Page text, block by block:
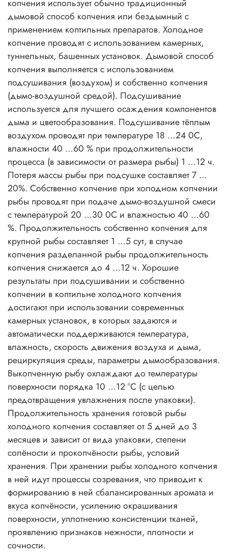
копчения использует обычно традиционный
дымовой способ копчения или бездымный с
применением коптильных препаратов. Холодное
копчение проводят с использованием камерных,
туннельных, башенных установок. Дымовой способ
копчения выполняется с использованием
подсушивания (воздухом) и собственно копчения
(дымо-воздушной средой). Подсушивание
используется для лучшего осаждения компонентов
дыма и цветообразования. Подсушивание тёплым
воздухом проводят при температуре 18 …24 0С,
влажности 40 …60 % при продолжительности
процесса (в зависимости от размера рыбы) 1 …12 ч.
Потеря массы рыбы при подсушке составляет 7 …
20%. Собственно копчение при холодном копчении
рыбы проводят при подаче дымо-воздушной смеси
с температурой 20 …30 0С и влажностью 40 …60
%. Продолжительность собственно копчения для
крупной рыбы составляет 1 …5 сут, в случае
копчения разделанной рыбы продолжительность
копчения снижается до 4 …12 ч. Хорошие
результаты при подсушивании и собственно
копчении в коптильне холодного копчения
достигают при использовании современных
камерных установок, в которых задаются и
автоматически поддерживаются температура,
влажность, скорость движения воздуха и дыма,
рециркуляция среды, параметры дымообразования.
Выкопченную рыбу охлаждают до температуры
поверхности порядка 10 …12 °С (с целью
предотвращения увлажнения после упаковки).
Продолжительность хранения готовой рыбы
холодного копчения составляет от 5 дней до 3
месяцев и зависит от вида упаковки, степени
солёности и прокопчёности рыбы, условий
хранения. При хранении рыбы холодного копчения
в ней идут процессы созревания, что приводит к
формированию в ней сбалансированных аромата и
вкуса копчёности, усилению окрашивания
поверхности, уплотнению консистенции тканей,
проявлению признаков нежности, плотности и
сочности.